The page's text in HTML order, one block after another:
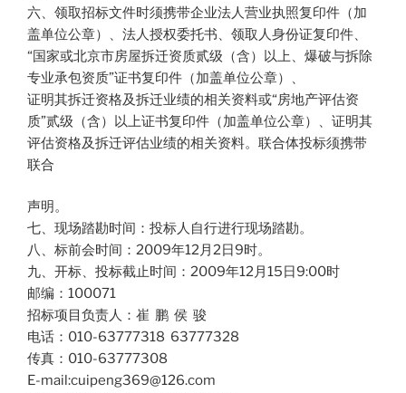
六、领取招标文件时须携带企业法人营业执照复印件（加
盖单位公章）、法人授权委托书、领取人身份证复印件、
“国家或北京市房屋拆迁资质贰级（含）以上、爆破与拆除
专业承包资质”证书复印件（加盖单位公章）、
证明其拆迁资格及拆迁业绩的相关资料或“房地产评估资
质”贰级（含）以上证书复印件（加盖单位公章）、证明其
评估资格及拆迁评估业绩的相关资料。联合体投标须携带
联合
声明。
七、现场踏勘时间：投标人自行进行现场踏勘。
八、标前会时间：2009年12月2日9时。
九、开标、投标截止时间：2009年12月15日9:00时
邮编：100071
招标项目负责人：崔 鹏 侯 骏
电话：010-63777318 63777328
传真：010-63777308
E-mail:cuipeng369@126.com